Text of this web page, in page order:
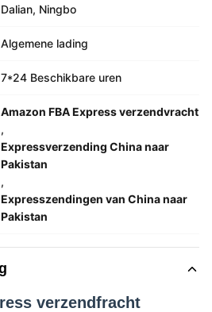
Dalian, Ningbo
Algemene lading
7*24 Beschikbare uren
Amazon FBA Express verzendvracht
,
Expressverzending China naar
Pakistan
,
Expresszendingen van China naar
Pakistan
verzendfracht